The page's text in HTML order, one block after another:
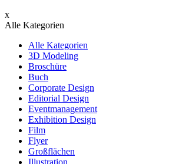
x
Alle Kategorien
Alle Kategorien
3D Modeling
Broschüre
Buch
Corporate Design
Editorial Design
Eventmanagement
Exhibition Design
Film
Flyer
Großflächen
Illustration